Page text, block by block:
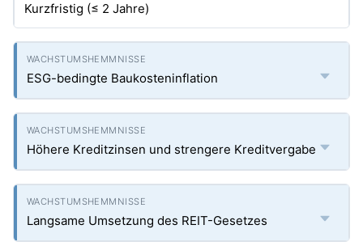
Kurzfristig (≤ 2 Jahre)
ESG-bedingte Baukosteninflation
Höhere Kreditzinsen und strengere Kreditvergabe
Langsame Umsetzung des REIT-Gesetzes